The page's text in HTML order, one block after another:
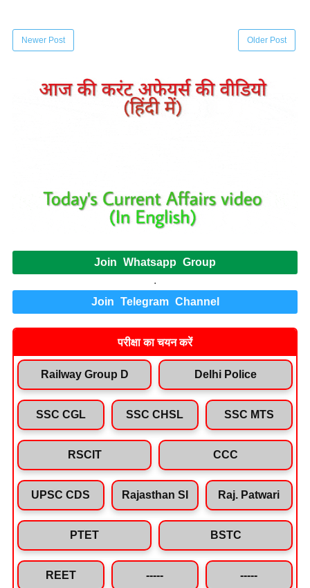
Newer Post Older Post
Join Whatsapp Group
.
Join Telegram Channel
परीक्षा का चयन करें
Railway Group D Delhi Police
SSC CGL SSC CHSL SSC MTS
RSCIT CCC
UPSC CDS Rajasthan SI Raj. Patwari
PTET BSTC
REET ----- -----